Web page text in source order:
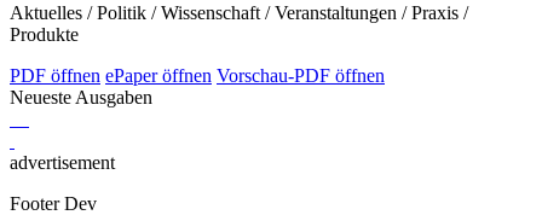
Aktuelles / Politik / Wissenschaft / Veranstaltungen / Praxis /
Produkte
PDF öffnen ePaper öffnen Vorschau-PDF öffnen
Neueste Ausgaben
advertisement
Footer Dev